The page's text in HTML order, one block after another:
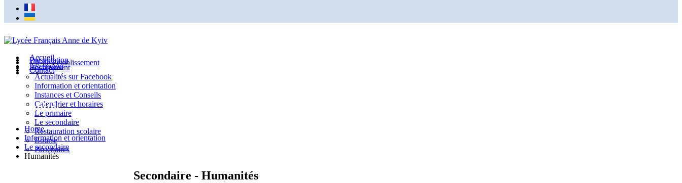
Accueil
Présentation
Vie de l’établissement
Actualités sur Facebook
Information et orientation
Instances et Conseils
Calendrier et horaires
Le primaire
Le secondaire
Restauration scolaire
Bourse
Partenaires
Inscription
Recrutement
Contact
Humanités
Home
Information et orientation
Le secondaire
Humanités
Secondaire - Humanités